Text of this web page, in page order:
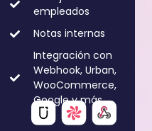
empleados
Notas internas
Integración con
Webhook, Urban,
WooCommerce,
Google y más